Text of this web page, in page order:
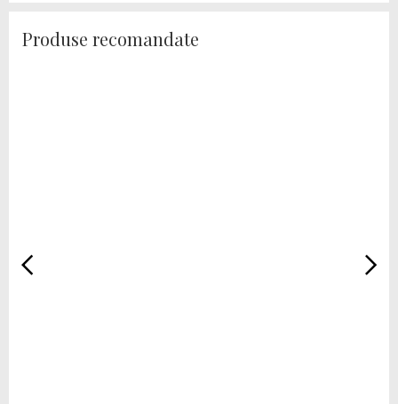
Produse recomandate